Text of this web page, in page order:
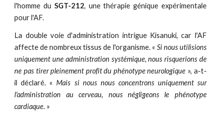
l'homme du SGT-212, une thérapie génique expérimentale
pour l'AF.
La double voie d'administration intrigue Kisanuki, car l'AF
affecte de nombreux tissus de l'organisme. « Si nous utilisions
uniquement une administration systémique, nous risquerions de
ne pas tirer pleinement profit du phénotype neurologique », a-t-
il déclaré. «Mais si nous nous concentrons uniquement sur
l'administration au cerveau, nous négligeons le phénotype
cardiaque. »